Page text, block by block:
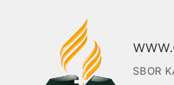
SBOR